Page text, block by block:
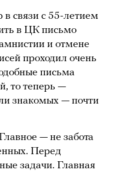
в связи с 55-летием
в ЦК письмо
и отмене
проходил очень
письма
то теперь —
знакомых — почти
— не забота
Перед
задачи. Главная